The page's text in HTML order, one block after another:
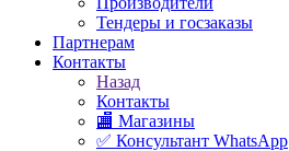
Тендеры и госзаказы
Партнерам
Контакты
Назад
Контакты
🏬 Магазины
✅️ Консультант WhatsApp